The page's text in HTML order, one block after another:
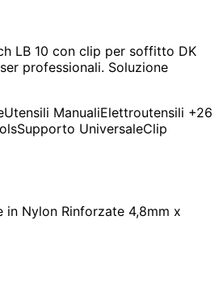
LB 10 con clip per soffitto DK
professionali. Soluzione
Utensili ManualiElettroutensili +26
Supporto UniversaleClip
in Nylon Rinforzate 4,8mm x